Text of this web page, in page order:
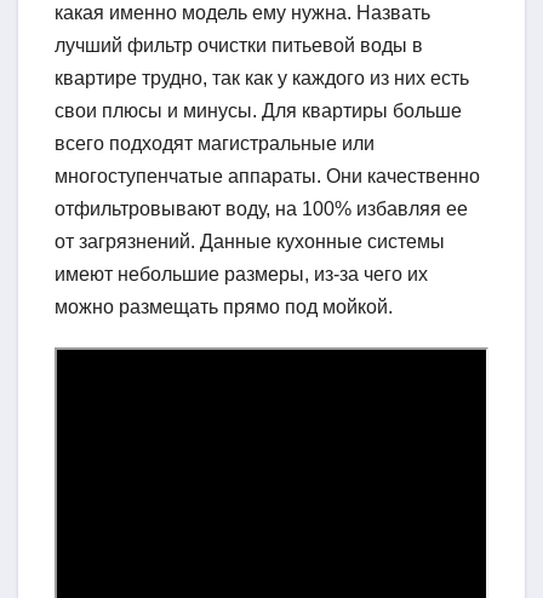
какая именно модель ему нужна. Назвать
лучший фильтр очистки питьевой воды в
квартире трудно, так как у каждого из них есть
свои плюсы и минусы. Для квартиры больше
всего подходят магистральные или
многоступенчатые аппараты. Они качественно
отфильтровывают воду, на 100% избавляя ее
от загрязнений. Данные кухонные системы
имеют небольшие размеры, из-за чего их
можно размещать прямо под мойкой.